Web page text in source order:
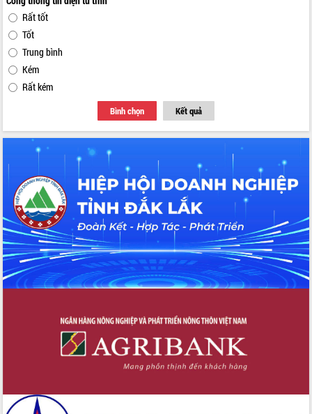
Rất tốt
Tốt
Trung bình
Kém
Rất kém
Bình chọn Kết quả